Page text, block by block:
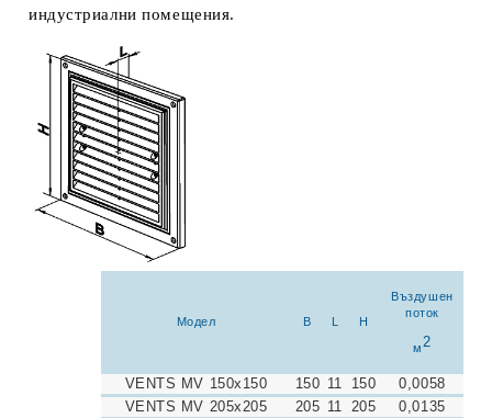
индустриални помещения.
Модел B L H
Въздушен
поток
м2
VENTS MV 150x150 150 11 150
0,0058
VENTS MV 205x205
205 11 205 0,0135